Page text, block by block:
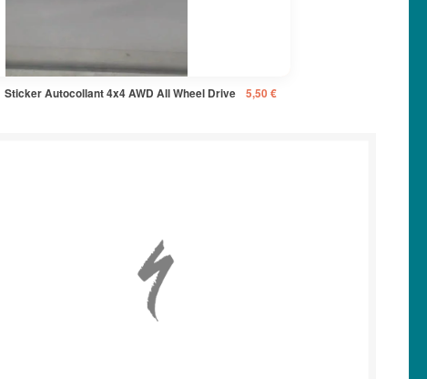
Sticker Autocollant 4x4 AWD All Wheel Drive 5,50 €